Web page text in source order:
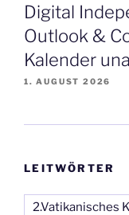
Digital
Outlook &
Kalender
1. AUGUST 2026
LEITWÖRTER
2.Vatikanisches